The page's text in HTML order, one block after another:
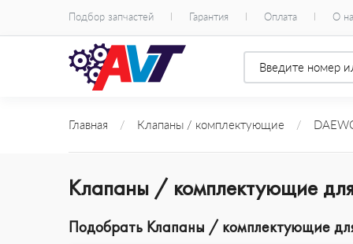
Подбор запчастей Гарантия Оплата О
Главная / Клапаны / комплектующие /
Клапаны / комплектующие
Подобрать Клапаны / комплектующие